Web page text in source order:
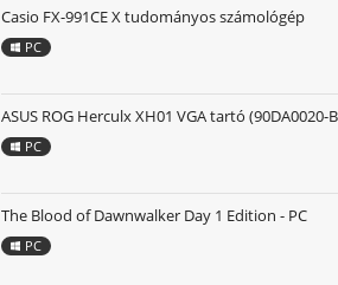
Casio FX-991CE X tudományos számológép
PC
ASUS ROG Herculx XH01 VGA tartó (90DA0020-
PC
The Blood of Dawnwalker Day 1 Edition - PC
PC